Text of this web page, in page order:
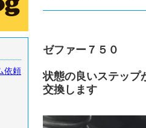
ゼファー７５０
状態の良いステップ
交換します
依頼